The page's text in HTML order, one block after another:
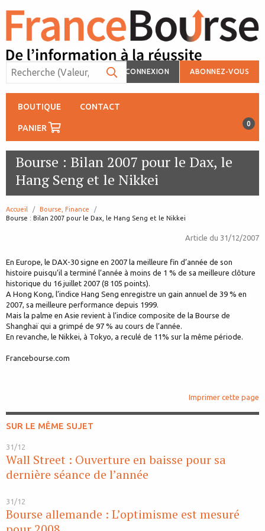
CONNEXION ABONNEZ-VOUS
BOUTIQUE CONTACT
PANIER 0
Bourse : Bilan 2007 pour le Dax, le
Hang Seng et le Nikkei
Accueil
Bourse, Finance
page:
Bourse : Bilan 2007 pour le Dax, le Hang Seng et le Nikkei
Article du 31/12/2007
En Europe, le DAX-30 signe en 2007 la meilleure fin d’année de son
histoire puisqu’il a terminé l’année à moins de 1 % de sa meilleure clôture
historique du 16 juillet 2007 (8 105 points).
A Hong Kong, l’indice Hang Seng enregistre un gain annuel de 39 % en
2007, sa meilleure performance depuis 1999.
Mais la palme en Asie revient à l’indice composite de la Bourse de
Shanghaï qui a grimpé de 97 % au cours de l’année.
En revanche, le Nikkei, à Tokyo, a reculé de 11% sur la même période.
Francebourse.com
Imprimer cette page
SUR LE MÊME SUJET
31/12
Wall Street : Ouverture en baisse pour sa
dernière séance de l’année
31/12
Bourse allemande : L’optimisme est mesuré